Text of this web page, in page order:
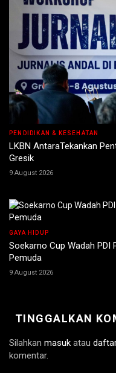
PENDIDIKAN & KESEHATAN
LKBN AntaraTekankan
Gresik
9 August 2026
GAYA HIDUP
Soekarno Cup Wadah PDI
Pemuda
9 August 2026
TINGGALKAN
Silahkan masuk atau
komentar.